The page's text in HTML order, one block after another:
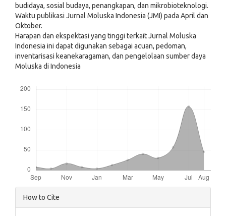
budidaya, sosial budaya, penangkapan, dan mikrobioteknologi.
Waktu publikasi Jurnal Moluska Indonesia (JMI) pada April dan
Oktober.
Harapan dan ekspektasi yang tinggi terkait Jurnal Moluska
Indonesia ini dapat digunakan sebagai acuan, pedoman,
inventarisasi keanekaragaman, dan pengelolaan sumber daya
Moluska di Indonesia
Article
Details
How to Cite